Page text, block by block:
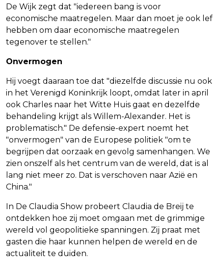
De Wijk zegt dat "iedereen bang is voor
economische maatregelen. Maar dan moet je ook lef
hebben om daar economische maatregelen
tegenover te stellen."
Onvermogen
Hij voegt daaraan toe dat "diezelfde discussie nu ook
in het Verenigd Koninkrijk loopt, omdat later in april
ook Charles naar het Witte Huis gaat en dezelfde
behandeling krijgt als Willem-Alexander. Het is
problematisch." De defensie-expert noemt het
"onvermogen" van de Europese politiek "om te
begrijpen dat oorzaak en gevolg samenhangen. We
zien onszelf als het centrum van de wereld, dat is al
lang niet meer zo. Dat is verschoven naar Azië en
China."
In De Claudia Show probeert Claudia de Breij te
ontdekken hoe zij moet omgaan met de grimmige
wereld vol geopolitieke spanningen. Zij praat met
gasten die haar kunnen helpen de wereld en de
actualiteit te duiden.